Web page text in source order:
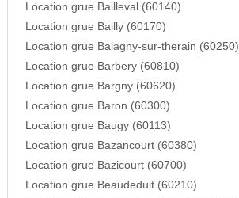
Location grue Bailleval (60140)
Location grue Bailly (60170)
Location grue Balagny-sur-therain (60250)
Location grue Barbery (60810)
Location grue Bargny (60620)
Location grue Baron (60300)
Location grue Baugy (60113)
Location grue Bazancourt (60380)
Location grue Bazicourt (60700)
Location grue Beaudeduit (60210)